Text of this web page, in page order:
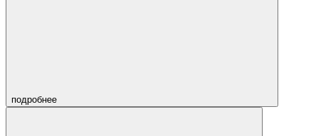
подробнее